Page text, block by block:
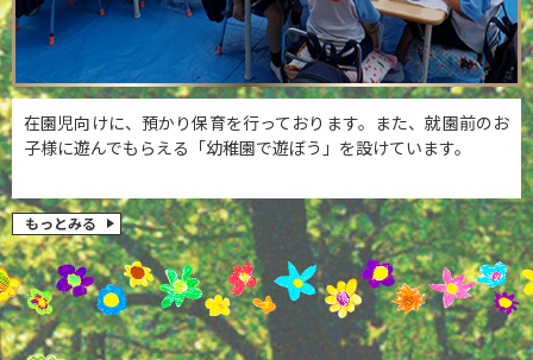
在園児向けに、預かり保育を行っております。また、就園前のお
子様に遊んでもらえる「幼稚園で遊ぼう」を設けています。
もっとみる